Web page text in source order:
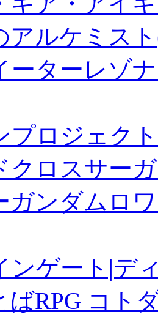
アルケミス
ーターレゾ
プロジェク
クロスサー
ガンダムロ
ンゲート|デ
ばRPG コト